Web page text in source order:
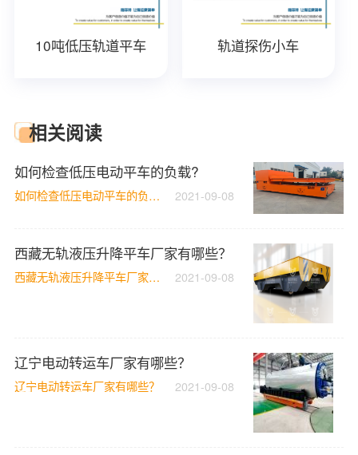
10吨低压轨道平车 轨道探伤小车
相关阅读
如何检查低压电动平车的负载?
如何检查低压电动平车的负载? 2021-09-08
西藏无轨液压升降平车厂家有哪些？
西藏无轨液压升降平车厂家有哪些？ 2021-09-08
辽宁电动转运车厂家有哪些？
辽宁电动转运车厂家有哪些？ 2021-09-08